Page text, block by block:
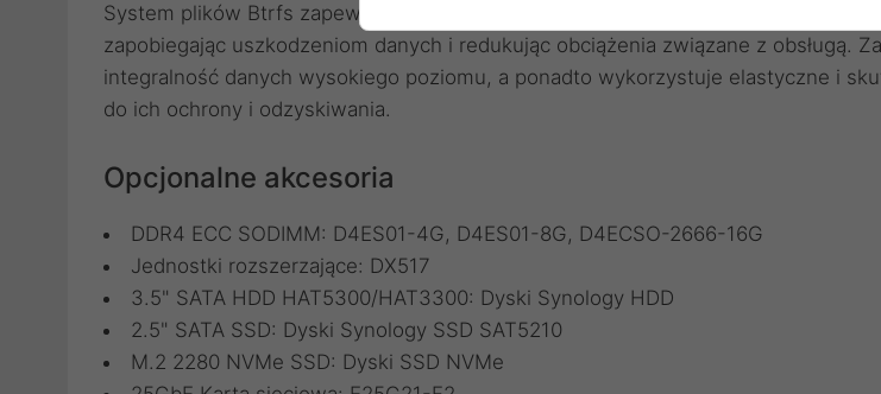
System plików Btrfs zapewnia zaawansowane technologie pamięci i
zapobiegając uszkodzeniom danych i redukując obciążenia związane z obsługą.
integralność danych wysokiego poziomu, a ponadto wykorzystuje elastyczne i
do ich ochrony i odzyskiwania.
Opcjonalne akcesoria
DDR4 ECC SODIMM: D4ES01-4G, D4ES01-8G, D4ECSO-2666-16G
Jednostki rozszerzające: DX517
3.5" SATA HDD HAT5300/HAT3300: Dyski Synology HDD
2.5" SATA SSD: Dyski Synology SSD SAT5210
M.2 2280 NVMe SSD: Dyski SSD NVMe